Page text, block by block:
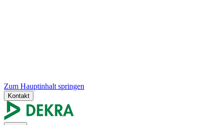
Zum Hauptinhalt springen
Kontakt